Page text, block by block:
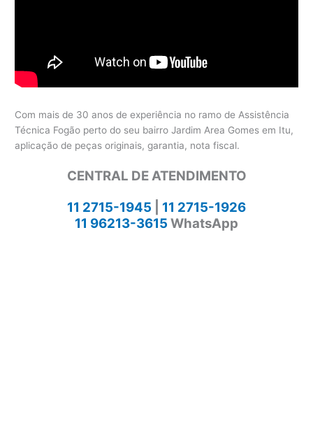
Com mais de 30 anos de experiência no ramo de Assistência
Técnica Fogão perto do seu bairro Jardim Area Gomes em Itu,
aplicação de peças originais, garantia, nota fiscal.
CENTRAL DE ATENDIMENTO
11 2715-1945
11 2715-1926
11 96213-3615 WhatsApp